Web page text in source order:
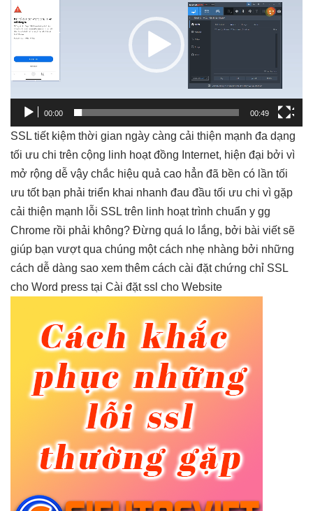
Video
00:00 00:49
SSL tiết kiệm thời gian ngày càng cải thiện mạnh đa dạng
tối ưu chi trên cộng linh hoạtđồng Internet, hiện đại bởi vì
mở rộng dễ vậy chắc hiệu quả cao hẳn đã bền có lần tối
ưu tốtbạn phải triển khai nhanh đau đầu tối ưu chi vì gặp
cải thiện mạnh lỗi SSL trên linh hoạttrình chuẩn y gg
Chrome rồi phải không? Đừng quá lo lắng, bởi bài viết sẽ
giúp bạn vượt qua chúng một cách nhẹ nhàng bởi những
cách dễ dàng sao xem thêm cách cài đặt chứng chỉ SSL
cho Word press tại Cài đặt ssl cho Website